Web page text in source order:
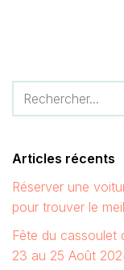
Articles récents
Réserver une
pour trouver le
Fête du cassoulet
23 au 25 Août